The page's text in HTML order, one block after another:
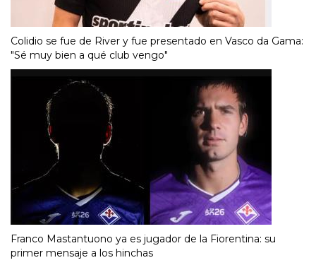
Colidio se fue de River y fue presentado en Vasco da Gama:
"Sé muy bien a qué club vengo"
Franco Mastantuono ya es jugador de la Fiorentina: su
primer mensaje a los hinchas